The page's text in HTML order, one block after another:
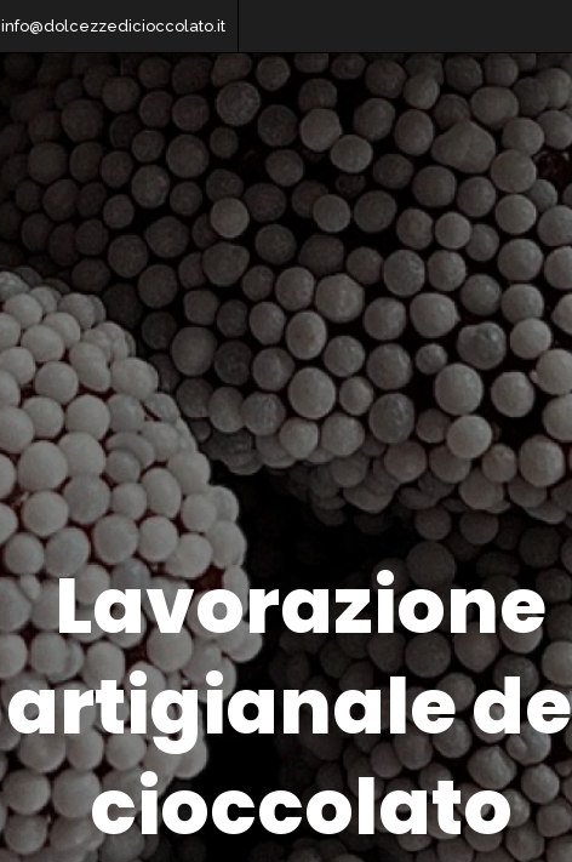
info@dolcezzedicioccolato.it
Lavorazione
artigianale
cioccolato